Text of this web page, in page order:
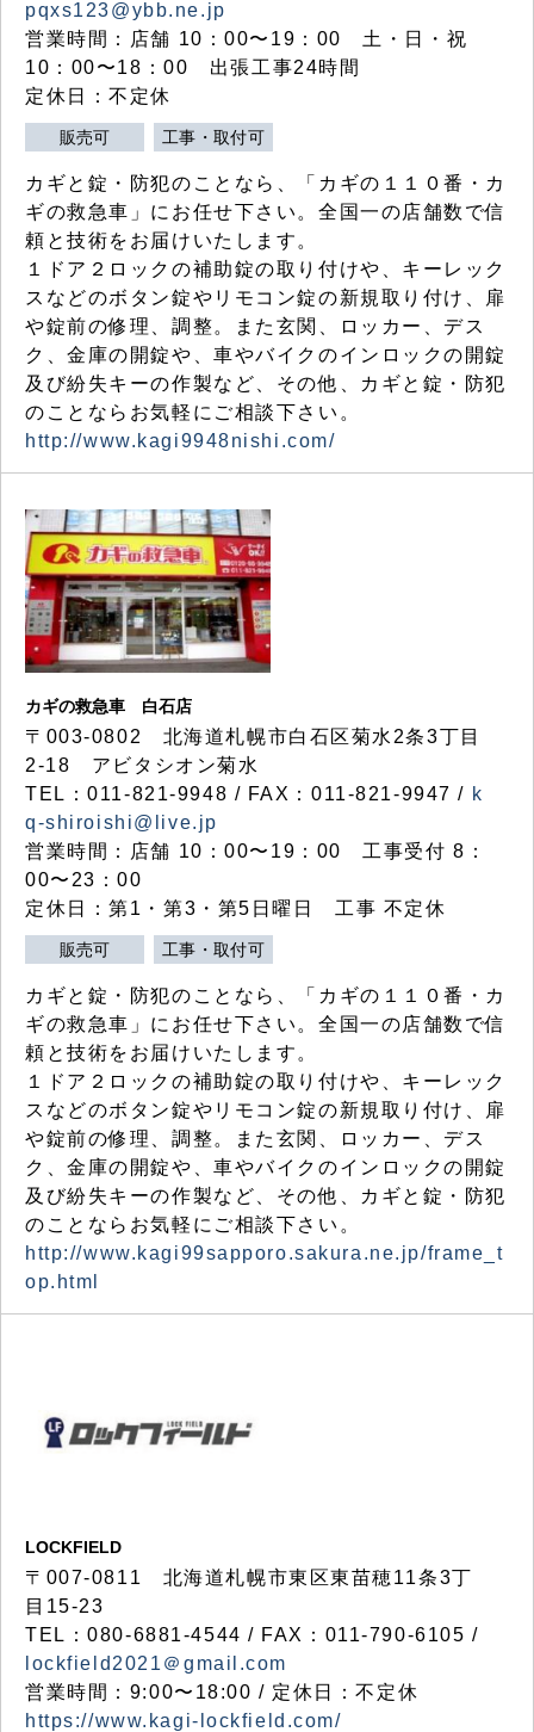
pqxs123@ybb.ne.jp
営業時間：店舗 10：00〜19：00 土・日・祝
10：00〜18：00 出張工事24時間
定休日：不定休
販売可 工事・取付可
カギと錠・防犯のことなら、「カギの１１０番・カ
ギの救急車」にお任せ下さい。全国一の店舗数で信
頼と技術をお届けいたします。
１ドア２ロックの補助錠の取り付けや、キーレック
スなどのボタン錠やリモコン錠の新規取り付け、扉
や錠前の修理、調整。また玄関、ロッカー、デス
ク、金庫の開錠や、車やバイクのインロックの開錠
及び紛失キーの作製など、その他、カギと錠・防犯
のことならお気軽にご相談下さい。
http://www.kagi9948nishi.com/
カギの救急車 白石店
〒003-0802 北海道札幌市白石区菊水2条3丁目
2-18 アビタシオン菊水
TEL：011-821-9948 / FAX：011-821-9947 / k
q-shiroishi@live.jp
営業時間：店舗 10：00〜19：00 工事受付 8：
00〜23：00
定休日：第1・第3・第5日曜日 工事 不定休
販売可 工事・取付可
カギと錠・防犯のことなら、「カギの１１０番・カ
ギの救急車」にお任せ下さい。全国一の店舗数で信
頼と技術をお届けいたします。
１ドア２ロックの補助錠の取り付けや、キーレック
スなどのボタン錠やリモコン錠の新規取り付け、扉
や錠前の修理、調整。また玄関、ロッカー、デス
ク、金庫の開錠や、車やバイクのインロックの開錠
及び紛失キーの作製など、その他、カギと錠・防犯
のことならお気軽にご相談下さい。
http://www.kagi99sapporo.sakura.ne.jp/frame_t
op.html
LOCKFIELD
〒007-0811 北海道札幌市東区東苗穂11条3丁
目15-23
TEL：080-6881-4544 / FAX：011-790-6105 /
lockfield2021＠gmail.com
営業時間：9:00〜18:00 / 定休日：不定休
https://www.kagi-lockfield.com/